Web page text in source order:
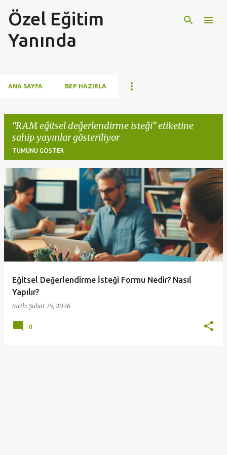
Ana içeriğe atla
Özel Eğitim
Yanında
ANA SAYFA BEP HAZIRLA
RAM eğitsel değerlendirme isteği etiketine
sahip yayınlar gösteriliyor
TÜMÜNÜ GÖSTER
K
y
t
Eğitsel Değerlendirme İsteği Formu Nedir? Nasıl
Yapılır?
tarih: Şubat 25, 2026
0